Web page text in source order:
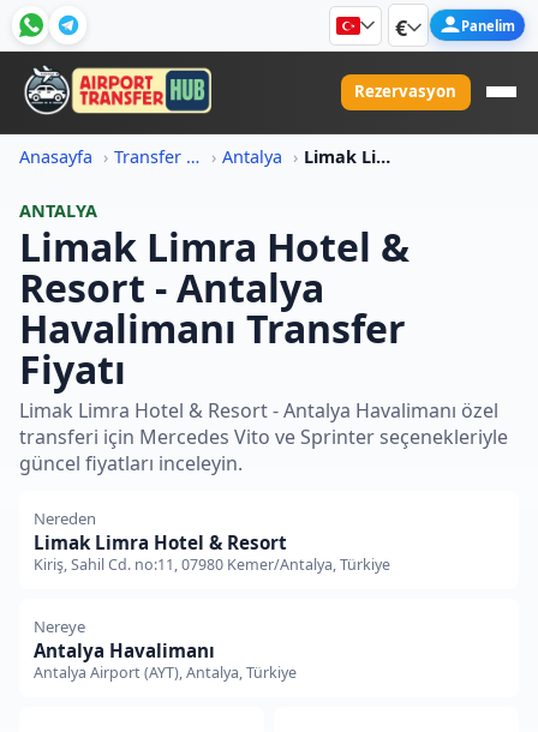
€ Panelim
Rezervasyon
Anasayfa Transfer Fiyat Bilgileri Antalya Limak Limra Hotel Resort Antalya Havalimani Transfer Fiyati
ANTALYA
Limak Limra Hotel &
Resort - Antalya
Havalimanı Transfer
Fiyatı
Limak Limra Hotel & Resort - Antalya Havalimanı özel
transferi için Mercedes Vito ve Sprinter seçenekleriyle
güncel fiyatları inceleyin.
Nereden
Limak Limra Hotel & Resort
Kiriş, Sahil Cd. no:11, 07980 Kemer/Antalya, Türkiye
Nereye
Antalya Havalimanı
Antalya Airport (AYT), Antalya, Türkiye